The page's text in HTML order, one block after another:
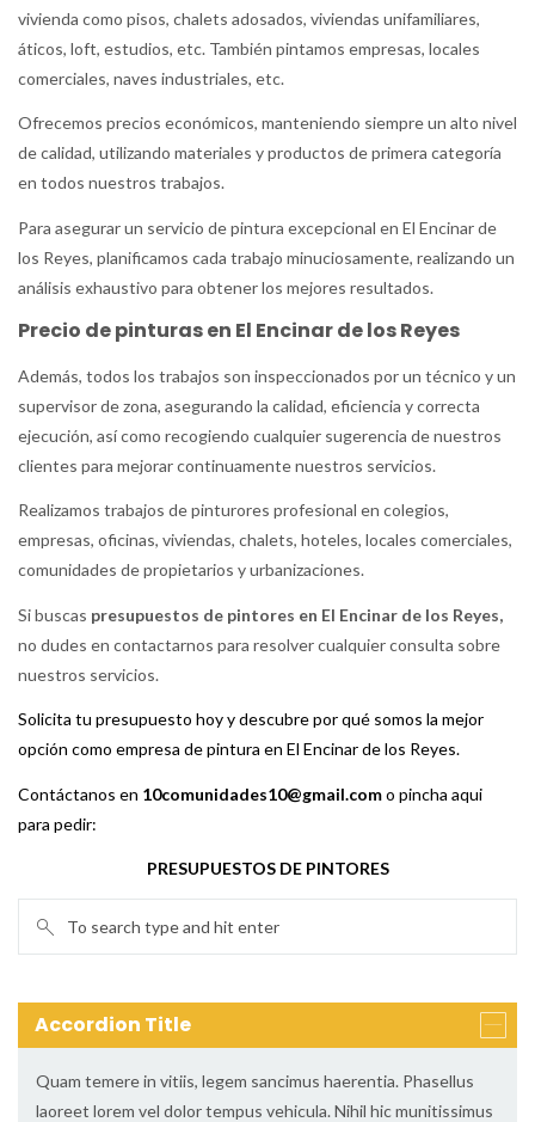
vivienda como pisos, chalets adosados, viviendas unifamiliares,
áticos, loft, estudios, etc. También pintamos empresas, locales
comerciales, naves industriales, etc.
Ofrecemos precios económicos, manteniendo siempre un alto nivel
de calidad, utilizando materiales y productos de primera categoría
en todos nuestros trabajos.
Para asegurar un servicio de pintura excepcional en El Encinar de
los Reyes, planificamos cada trabajo minuciosamente, realizando un
análisis exhaustivo para obtener los mejores resultados.
Precio de pinturas en El Encinar de los Reyes
Además, todos los trabajos son inspeccionados por un técnico y un
supervisor de zona, asegurando la calidad, eficiencia y correcta
ejecución, así como recogiendo cualquier sugerencia de nuestros
clientes para mejorar continuamente nuestros servicios.
Realizamos trabajos de pinturores profesional en colegios,
empresas, oficinas, viviendas, chalets, hoteles, locales comerciales,
comunidades de propietarios y urbanizaciones.
Si buscas presupuestos de pintores en El Encinar de los Reyes,
no dudes en contactarnos para resolver cualquier consulta sobre
nuestros servicios.
Solicita tu presupuesto hoy y descubre por qué somos la mejor
opción como empresa de pintura en El Encinar de los Reyes.
Contáctanos en 10comunidades10@gmail.como pincha aqui
para pedir:
PRESUPUESTOS DE PINTORES
Accordion Title
Quam temere in vitiis, legem sancimus haerentia. Phasellus
laoreet lorem vel dolor tempus vehicula. Nihil hic munitissimus